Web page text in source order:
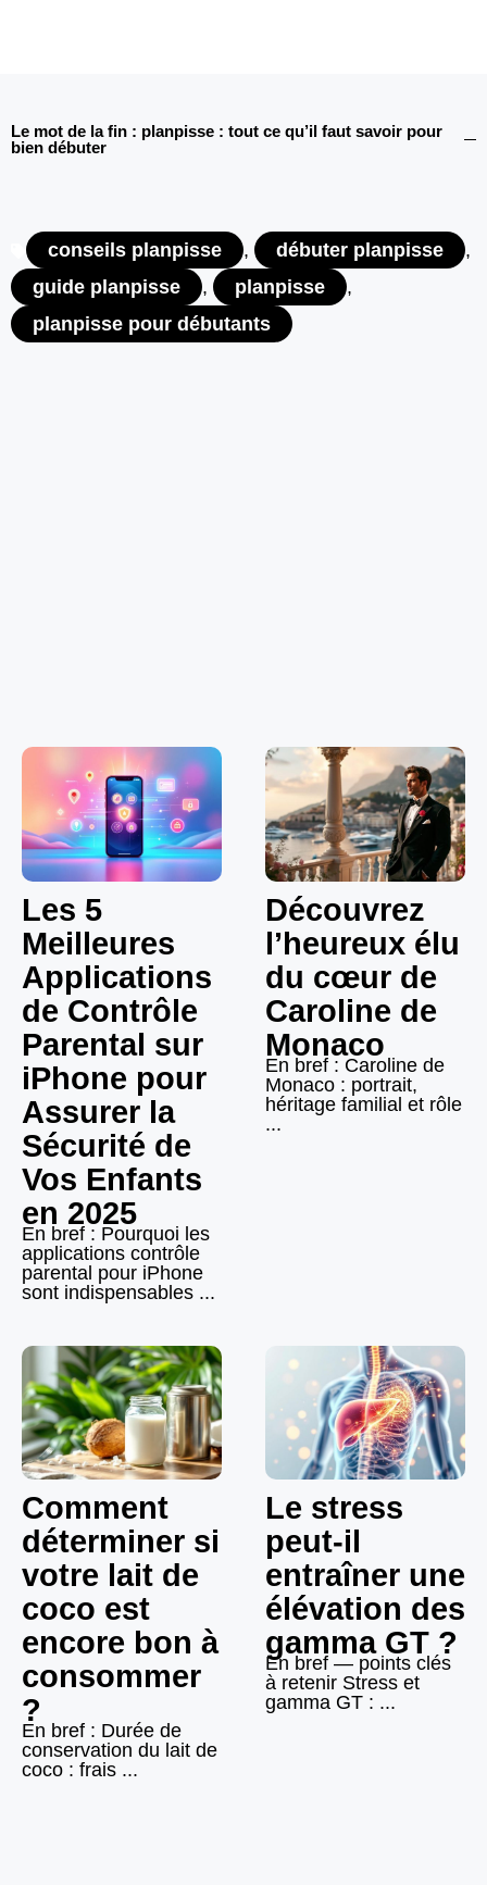
Le mot de la fin : planpisse : tout ce qu’il faut savoir pour
bien débuter
conseils planpisse , débuter planpisse
,
guide planpisse
, planpisse
,
planpisse pour débutants
Les 5
Meilleures
Applications
de Contrôle
Parental sur
iPhone pour
Assurer la
Sécurité de
Vos Enfants
en 2025
En bref : Pourquoi les
applications contrôle
parental pour iPhone
sont indispensables ...
Découvrez
l’heureux élu
du cœur de
Caroline de
Monaco
En bref : Caroline de
Monaco : portrait,
héritage familial et rôle
...
Comment
déterminer si
votre lait de
coco est
encore bon à
consommer
?
En bref : Durée de
conservation du lait de
coco : frais ...
Le stress
peut-il
entraîner une
élévation des
gamma GT ?
En bref — points clés
à retenir Stress et
gamma GT : ...